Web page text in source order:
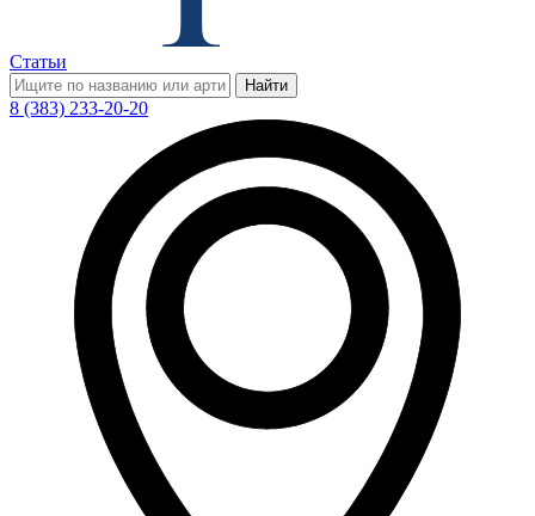
Статьи
Найти
8 (383) 233-20-20